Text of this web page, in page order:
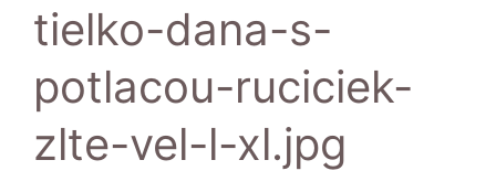
tielko-dana-s-
potlacou-ruciciek-
zlte-vel-l-xl.jpg